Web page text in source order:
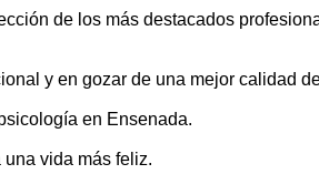
de los más destacados
y en gozar de una mejor calidad
en Ensenada.
vida más feliz.